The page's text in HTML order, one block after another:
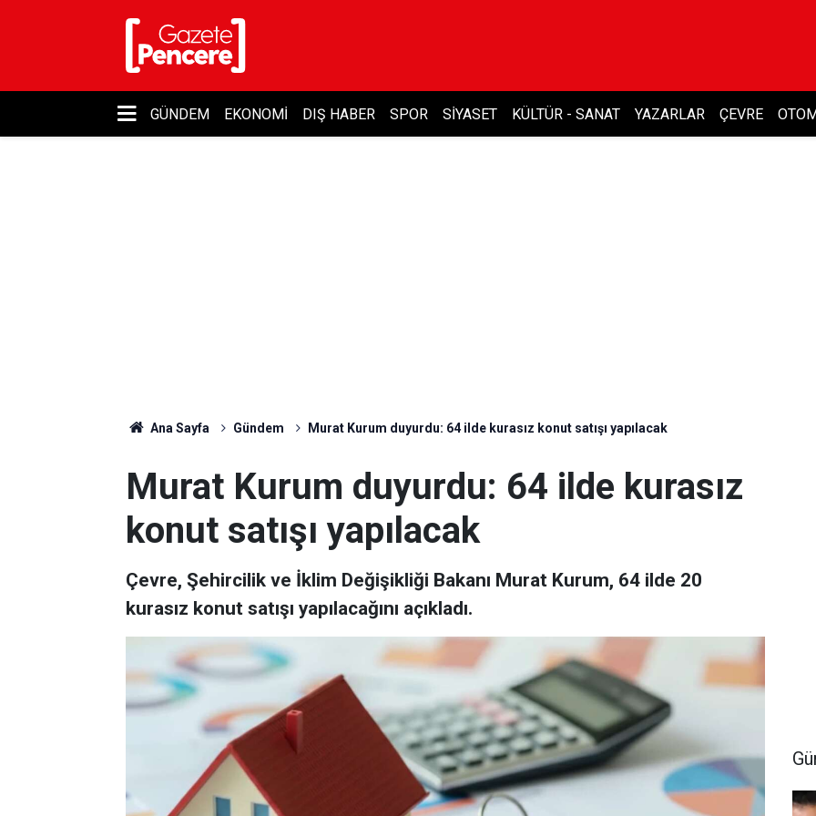
GÜNDEM EKONOMI DIŞ HABER SPOR SIYASET KÜLTÜR - SANAT YAZARLAR ÇEVRE
Ana Sayfa Gündem Murat Kurum duyurdu: 64 ilde kurasız konut satışı yapılacak
Murat Kurum duyurdu: 64 ilde kurasız
konut satışı yapılacak
Çevre, Şehircilik ve İklim Değişikliği Bakanı Murat Kurum, 64 ilde 20
kurasız konut satışı yapılacağını açıkladı.